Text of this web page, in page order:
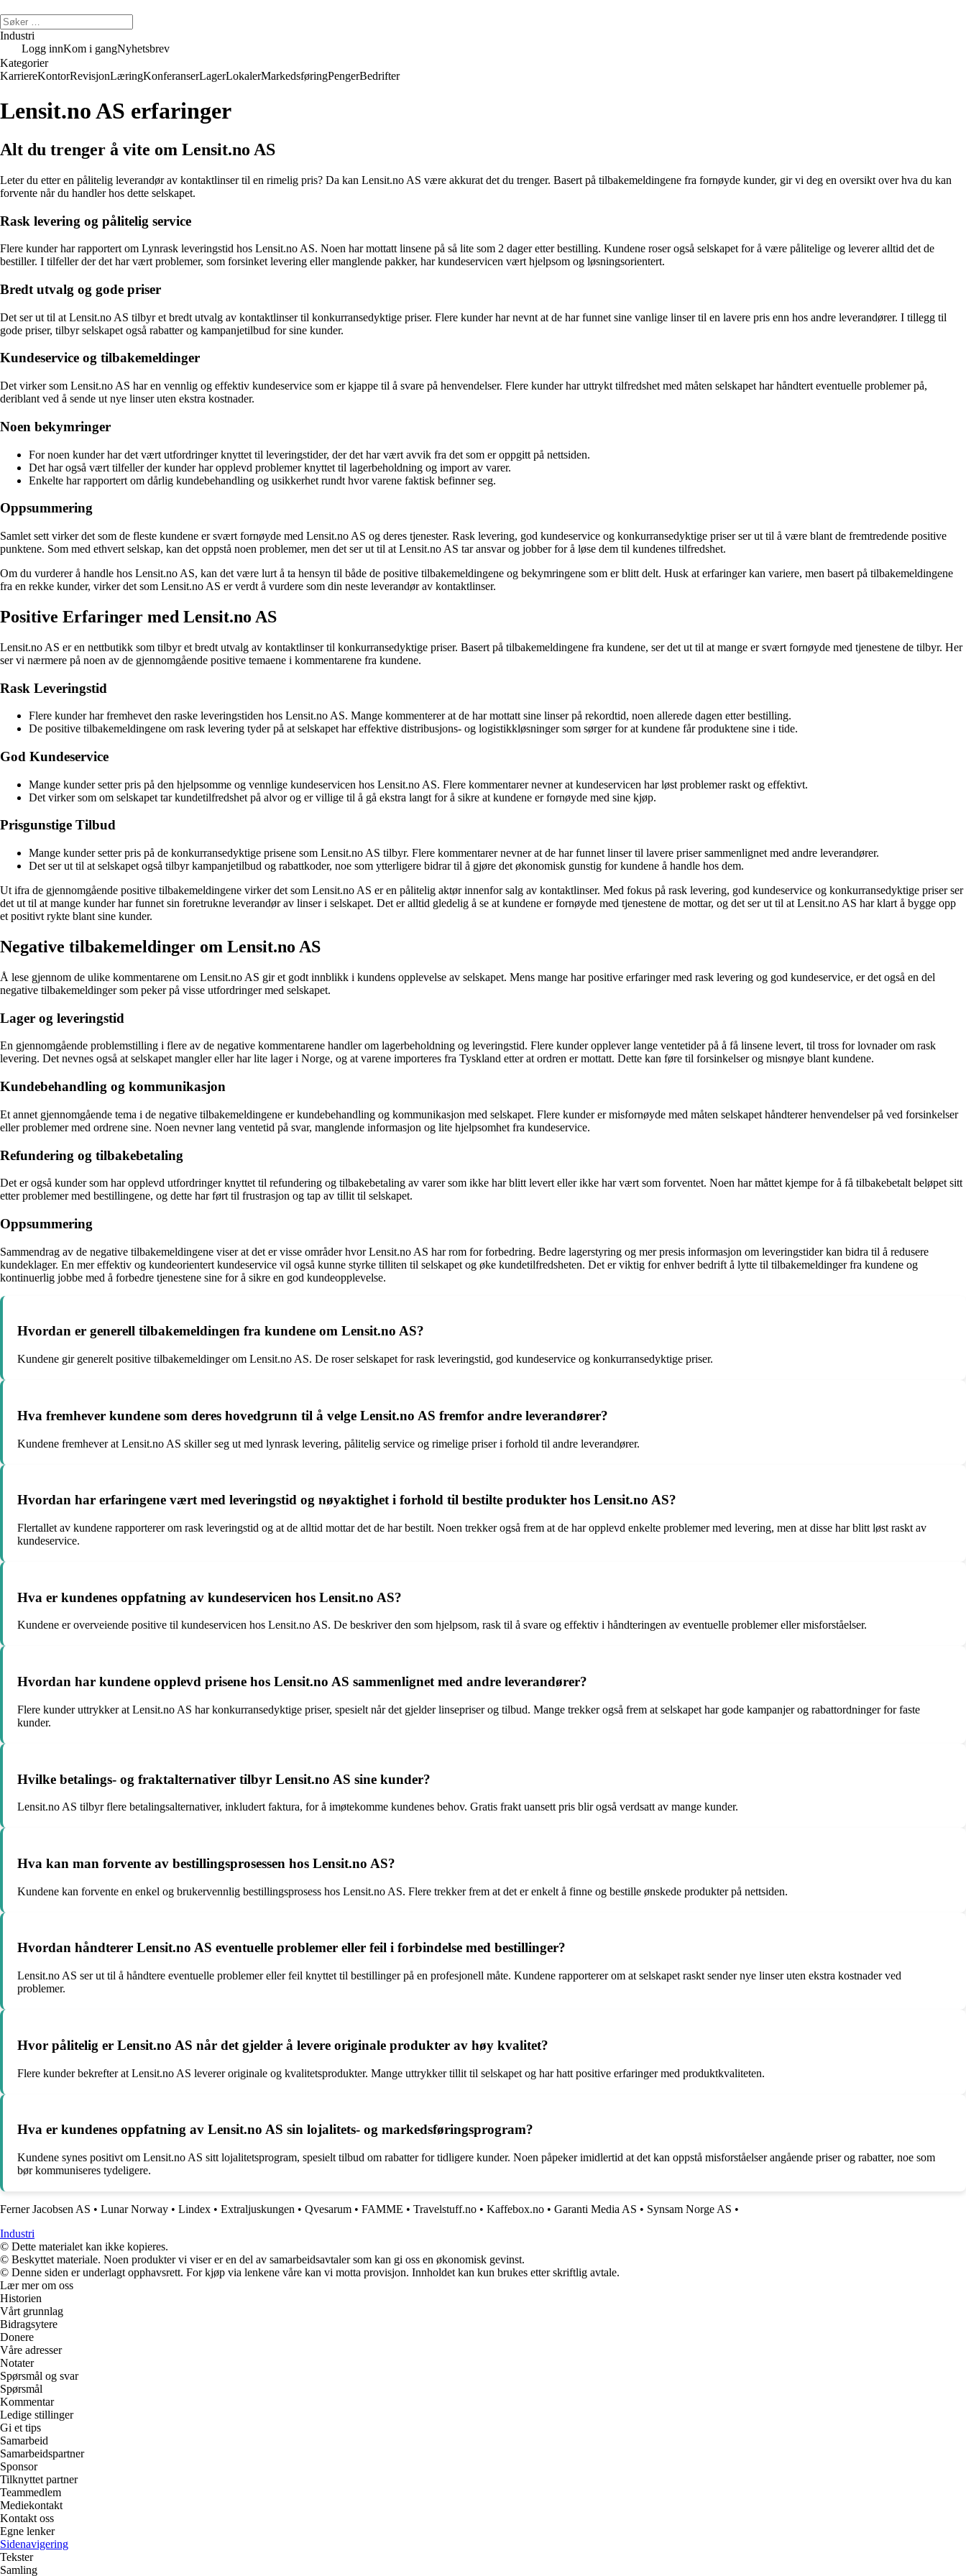
Industri
Logg innKom i gangNyhetsbrev
Kategorier
KarriereKontorRevisjonLæringKonferanserLagerLokalerMarkedsføringPengerBedrifter
Lensit.no AS erfaringer
Alt du trenger å vite om Lensit.no AS
Leter du etter en pålitelig leverandør av kontaktlinser til en rimelig pris? Da kan Lensit.no AS være akkurat det du trenger. Basert på tilbakemeldingene fra fornøyde kunder, gir vi deg en oversikt over hva du kan
forvente når du handler hos dette selskapet.
Rask levering og pålitelig service
Flere kunder har rapportert om Lynrask leveringstid hos Lensit.no AS. Noen har mottatt linsene på så lite som 2 dager etter bestilling. Kundene roser også selskapet for å være pålitelige og leverer alltid det de
bestiller. I tilfeller der det har vært problemer, som forsinket levering eller manglende pakker, har kundeservicen vært hjelpsom og løsningsorientert.
Bredt utvalg og gode priser
Det ser ut til at Lensit.no AS tilbyr et bredt utvalg av kontaktlinser til konkurransedyktige priser. Flere kunder har nevnt at de har funnet sine vanlige linser til en lavere pris enn hos andre leverandører. I tillegg til
gode priser, tilbyr selskapet også rabatter og kampanjetilbud for sine kunder.
Kundeservice og tilbakemeldinger
Det virker som Lensit.no AS har en vennlig og effektiv kundeservice som er kjappe til å svare på henvendelser. Flere kunder har uttrykt tilfredshet med måten selskapet har håndtert eventuelle problemer på,
deriblant ved å sende ut nye linser uten ekstra kostnader.
Noen bekymringer
For noen kunder har det vært utfordringer knyttet til leveringstider, der det har vært avvik fra det som er oppgitt på nettsiden.
Det har også vært tilfeller der kunder har opplevd problemer knyttet til lagerbeholdning og import av varer.
Enkelte har rapportert om dårlig kundebehandling og usikkerhet rundt hvor varene faktisk befinner seg.
Oppsummering
Samlet sett virker det som de fleste kundene er svært fornøyde med Lensit.no AS og deres tjenester. Rask levering, god kundeservice og konkurransedyktige priser ser ut til å være blant de fremtredende positive
punktene. Som med ethvert selskap, kan det oppstå noen problemer, men det ser ut til at Lensit.no AS tar ansvar og jobber for å løse dem til kundenes tilfredshet.
Om du vurderer å handle hos Lensit.no AS, kan det være lurt å ta hensyn til både de positive tilbakemeldingene og bekymringene som er blitt delt. Husk at erfaringer kan variere, men basert på tilbakemeldingene
fra en rekke kunder, virker det som Lensit.no AS er verdt å vurdere som din neste leverandør av kontaktlinser.
Positive Erfaringer med Lensit.no AS
Lensit.no AS er en nettbutikk som tilbyr et bredt utvalg av kontaktlinser til konkurransedyktige priser. Basert på tilbakemeldingene fra kundene, ser det ut til at mange er svært fornøyde med tjenestene de tilbyr. Her
ser vi nærmere på noen av de gjennomgående positive temaene i kommentarene fra kundene.
Rask Leveringstid
Flere kunder har fremhevet den raske leveringstiden hos Lensit.no AS. Mange kommenterer at de har mottatt sine linser på rekordtid, noen allerede dagen etter bestilling.
De positive tilbakemeldingene om rask levering tyder på at selskapet har effektive distribusjons- og logistikkløsninger som sørger for at kundene får produktene sine i tide.
God Kundeservice
Mange kunder setter pris på den hjelpsomme og vennlige kundeservicen hos Lensit.no AS. Flere kommentarer nevner at kundeservicen har løst problemer raskt og effektivt.
Det virker som om selskapet tar kundetilfredshet på alvor og er villige til å gå ekstra langt for å sikre at kundene er fornøyde med sine kjøp.
Prisgunstige Tilbud
Mange kunder setter pris på de konkurransedyktige prisene som Lensit.no AS tilbyr. Flere kommentarer nevner at de har funnet linser til lavere priser sammenlignet med andre leverandører.
Det ser ut til at selskapet også tilbyr kampanjetilbud og rabattkoder, noe som ytterligere bidrar til å gjøre det økonomisk gunstig for kundene å handle hos dem.
Ut ifra de gjennomgående positive tilbakemeldingene virker det som Lensit.no AS er en pålitelig aktør innenfor salg av kontaktlinser. Med fokus på rask levering, god kundeservice og konkurransedyktige priser ser
det ut til at mange kunder har funnet sin foretrukne leverandør av linser i selskapet. Det er alltid gledelig å se at kundene er fornøyde med tjenestene de mottar, og det ser ut til at Lensit.no AS har klart å bygge opp
et positivt rykte blant sine kunder.
Negative tilbakemeldinger om Lensit.no AS
Å lese gjennom de ulike kommentarene om Lensit.no AS gir et godt innblikk i kundens opplevelse av selskapet. Mens mange har positive erfaringer med rask levering og god kundeservice, er det også en del
negative tilbakemeldinger som peker på visse utfordringer med selskapet.
Lager og leveringstid
En gjennomgående problemstilling i flere av de negative kommentarene handler om lagerbeholdning og leveringstid. Flere kunder opplever lange ventetider på å få linsene levert, til tross for lovnader om rask
levering. Det nevnes også at selskapet mangler eller har lite lager i Norge, og at varene importeres fra Tyskland etter at ordren er mottatt. Dette kan føre til forsinkelser og misnøye blant kundene.
Kundebehandling og kommunikasjon
Et annet gjennomgående tema i de negative tilbakemeldingene er kundebehandling og kommunikasjon med selskapet. Flere kunder er misfornøyde med måten selskapet håndterer henvendelser på ved forsinkelser
eller problemer med ordrene sine. Noen nevner lang ventetid på svar, manglende informasjon og lite hjelpsomhet fra kundeservice.
Refundering og tilbakebetaling
Det er også kunder som har opplevd utfordringer knyttet til refundering og tilbakebetaling av varer som ikke har blitt levert eller ikke har vært som forventet. Noen har måttet kjempe for å få tilbakebetalt beløpet sitt
etter problemer med bestillingene, og dette har ført til frustrasjon og tap av tillit til selskapet.
Oppsummering
Sammendrag av de negative tilbakemeldingene viser at det er visse områder hvor Lensit.no AS har rom for forbedring. Bedre lagerstyring og mer presis informasjon om leveringstider kan bidra til å redusere
kundeklager. En mer effektiv og kundeorientert kundeservice vil også kunne styrke tilliten til selskapet og øke kundetilfredsheten. Det er viktig for enhver bedrift å lytte til tilbakemeldinger fra kundene og
kontinuerlig jobbe med å forbedre tjenestene sine for å sikre en god kundeopplevelse.
Hvordan er generell tilbakemeldingen fra kundene om Lensit.no AS?
Kundene gir generelt positive tilbakemeldinger om Lensit.no AS. De roser selskapet for rask leveringstid, god kundeservice og konkurransedyktige priser.
Hva fremhever kundene som deres hovedgrunn til å velge Lensit.no AS fremfor andre leverandører?
Kundene fremhever at Lensit.no AS skiller seg ut med lynrask levering, pålitelig service og rimelige priser i forhold til andre leverandører.
Hvordan har erfaringene vært med leveringstid og nøyaktighet i forhold til bestilte produkter hos Lensit.no AS?
Flertallet av kundene rapporterer om rask leveringstid og at de alltid mottar det de har bestilt. Noen trekker også frem at de har opplevd enkelte problemer med levering, men at disse har blitt løst raskt av
kundeservice.
Hva er kundenes oppfatning av kundeservicen hos Lensit.no AS?
Kundene er overveiende positive til kundeservicen hos Lensit.no AS. De beskriver den som hjelpsom, rask til å svare og effektiv i håndteringen av eventuelle problemer eller misforståelser.
Hvordan har kundene opplevd prisene hos Lensit.no AS sammenlignet med andre leverandører?
Flere kunder uttrykker at Lensit.no AS har konkurransedyktige priser, spesielt når det gjelder linsepriser og tilbud. Mange trekker også frem at selskapet har gode kampanjer og rabattordninger for faste
kunder.
Hvilke betalings- og fraktalternativer tilbyr Lensit.no AS sine kunder?
Lensit.no AS tilbyr flere betalingsalternativer, inkludert faktura, for å imøtekomme kundenes behov. Gratis frakt uansett pris blir også verdsatt av mange kunder.
Hva kan man forvente av bestillingsprosessen hos Lensit.no AS?
Kundene kan forvente en enkel og brukervennlig bestillingsprosess hos Lensit.no AS. Flere trekker frem at det er enkelt å finne og bestille ønskede produkter på nettsiden.
Hvordan håndterer Lensit.no AS eventuelle problemer eller feil i forbindelse med bestillinger?
Lensit.no AS ser ut til å håndtere eventuelle problemer eller feil knyttet til bestillinger på en profesjonell måte. Kundene rapporterer om at selskapet raskt sender nye linser uten ekstra kostnader ved
problemer.
Hvor pålitelig er Lensit.no AS når det gjelder å levere originale produkter av høy kvalitet?
Flere kunder bekrefter at Lensit.no AS leverer originale og kvalitetsprodukter. Mange uttrykker tillit til selskapet og har hatt positive erfaringer med produktkvaliteten.
Hva er kundenes oppfatning av Lensit.no AS sin lojalitets- og markedsføringsprogram?
Kundene synes positivt om Lensit.no AS sitt lojalitetsprogram, spesielt tilbud om rabatter for tidligere kunder. Noen påpeker imidlertid at det kan oppstå misforståelser angående priser og rabatter, noe som
bør kommuniseres tydeligere.
Ferner Jacobsen AS • Lunar Norway • Lindex • Extraljuskungen • Qvesarum • FAMME • Travelstuff.no • Kaffebox.no • Garanti Media AS • Synsam Norge AS •
Industri
© Dette materialet kan ikke kopieres.
© Beskyttet materiale. Noen produkter vi viser er en del av samarbeidsavtaler som kan gi oss en økonomisk gevinst.
© Denne siden er underlagt opphavsrett. For kjøp via lenkene våre kan vi motta provisjon. Innholdet kan kun brukes etter skriftlig avtale.
Lær mer om oss
Historien
Vårt grunnlag
Bidragsytere
Donere
Våre adresser
Notater
Spørsmål og svar
Spørsmål
Kommentar
Ledige stillinger
Gi et tips
Samarbeid
Samarbeidspartner
Sponsor
Tilknyttet partner
Teammedlem
Mediekontakt
Kontakt oss
Egne lenker
Sidenavigering
Tekster
Samling